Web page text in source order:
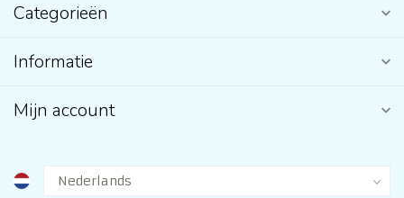
Categorieën
Informatie
Mijn account